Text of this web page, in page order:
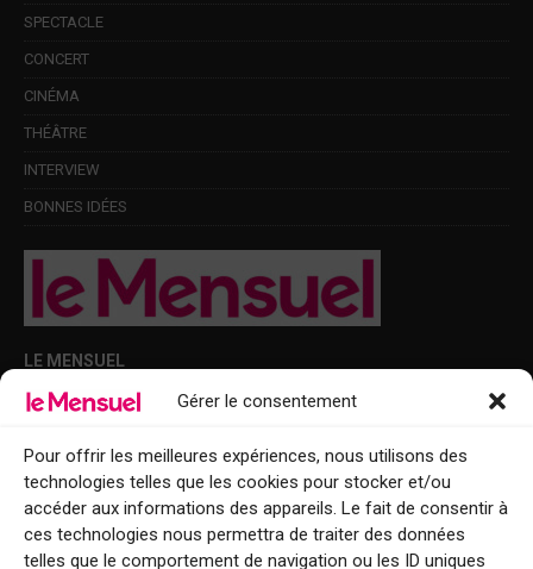
Gérer le consentement
Pour offrir les meilleures expériences, nous utilisons des
technologies telles que les cookies pour stocker et/ou
accéder aux informations des appareils. Le fait de consentir à
ces technologies nous permettra de traiter des données
telles que le comportement de navigation ou les ID uniques
SPECTACLE
CONCERT
CINÉMA
THÉÂTRE
INTERVIEW
BONNES IDÉES
LE MENSUEL
Points de diffusion Var et Alpes-Maritimes : oû trouver Le Mensuel ?
Le Mensuel en PDF : consultez le magazine en ligne
Qui sommes-nous ?
BFM Top Sorties